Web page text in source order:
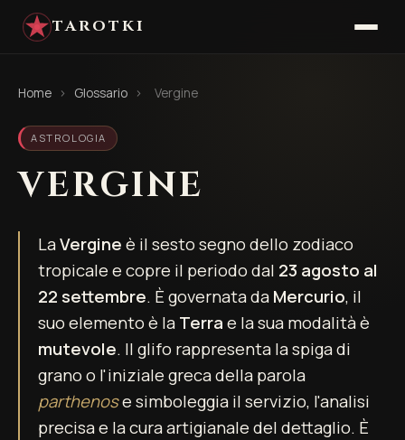
TAROTKI
Home › Glossario › Vergine
ASTROLOGIA
VERGINE
LaVergineè il sesto segno dello zodiaco
tropicale e copre il periodo dal 23 agosto al
22 settembre. È governata daMercurio, il
suo elemento è laTerrae la sua modalità è
mutevole. Il glifo rappresenta la spiga di
grano o l'iniziale greca della parola
parthenose simboleggia il servizio, l'analisi
precisa e la cura artigianale del dettaglio. È